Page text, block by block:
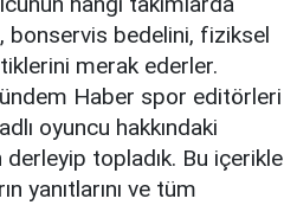
bonservis bedelini, fiziksel
merak ederler.
Haber spor editörleri
oyuncu hakkındaki
topladık. Bu içerikle
yanıtlarını ve tüm